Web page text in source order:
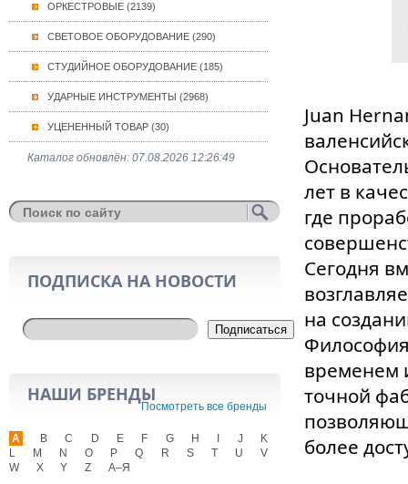
ОРКЕСТРОВЫЕ (2139)
СВЕТОВОЕ ОБОРУДОВАНИЕ (290)
СТУДИЙНОЕ ОБОРУДОВАНИЕ (185)
УДАРНЫЕ ИНСТРУМЕНТЫ (2968)
УЦЕНЕННЫЙ ТОВАР (30)
Каталог обновлён: 07.08.2026 12:26:49
ПОДПИСКА НА НОВОСТИ
Подписаться
НАШИ БРЕНДЫ
Посмотреть все бренды
A B C D E F G H J
K
L
M N O P Q R S T U
V
W
X Y Z А–Я
Juan
лет в
где
Сегодня
на
временем
точной
более